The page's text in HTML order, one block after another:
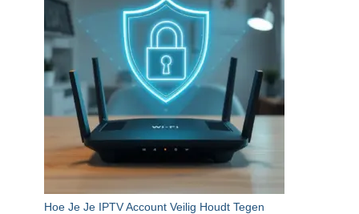
Hoe Je Je IPTV Account Veilig Houdt Tegen